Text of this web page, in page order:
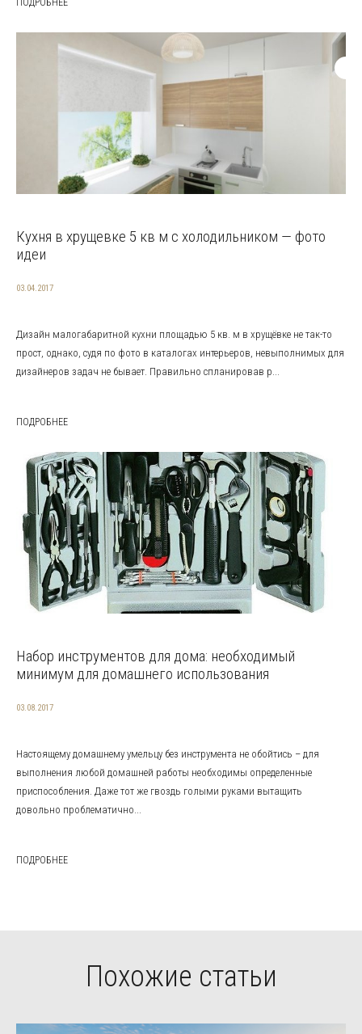
ПОДРОБНЕЕ
Кухня в хрущевке 5 кв м с холодильником — фото
идеи
03.04.2017
Дизайн малогабаритной кухни площадью 5 кв. м в хрущёвке не так-то
прост, однако, судя по фото в каталогах интерьеров, невыполнимых для
дизайнеров задач не бывает. Правильно спланировав р...
ПОДРОБНЕЕ
Набор инструментов для дома: необходимый
минимум для домашнего использования
03.08.2017
Настоящему домашнему умельцу без инструмента не обойтись – для
выполнения любой домашней работы необходимы определенные
приспособления. Даже тот же гвоздь голыми руками вытащить
довольно проблематично...
ПОДРОБНЕЕ
Похожие статьи